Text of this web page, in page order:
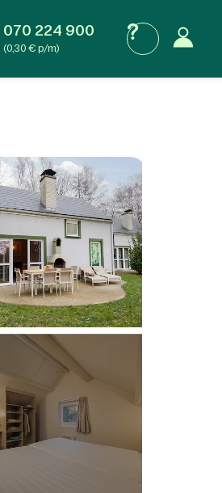
070 224 900
(0,30 € p/m)